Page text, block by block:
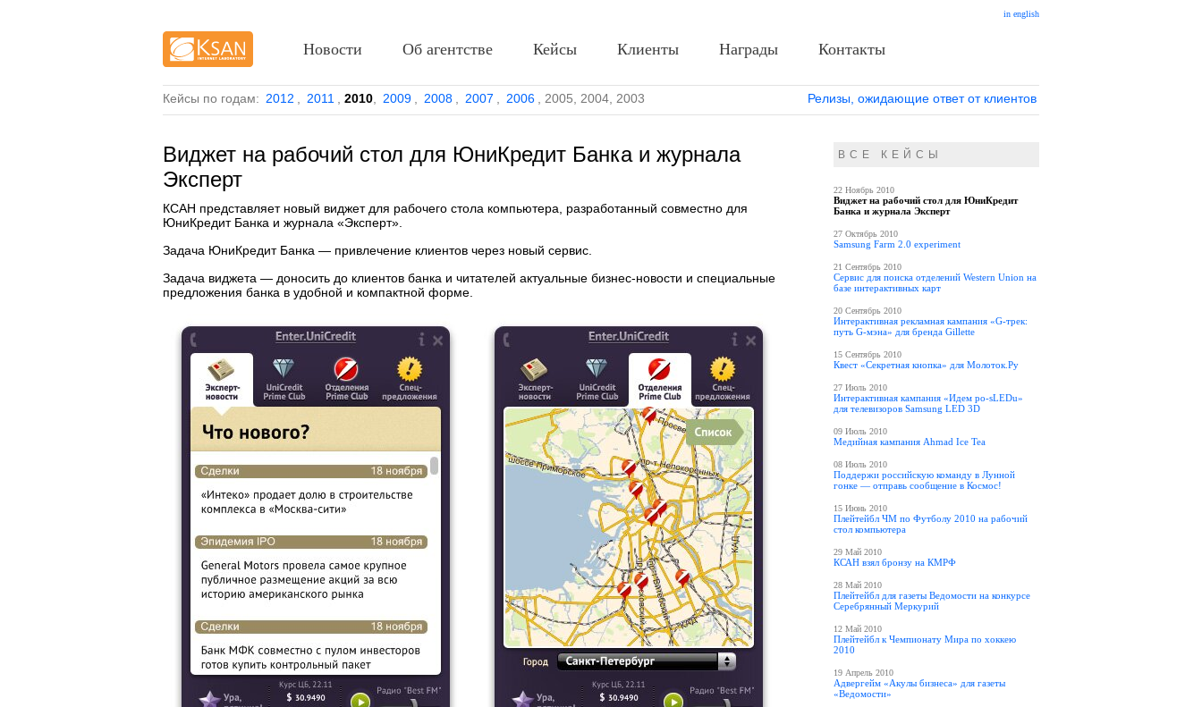
Кейсы по годам: 2012 2011 2010 2009 2008 2007 2006 2005 2004 2003 Релизы, ожидающие ответ от клиентов
Виджет на рабочий стол для ЮниКредит Банка и журнала
Эксперт
КСАН представляет новый виджет для рабочего стола компьютера, разработанный совместно для
ЮниКредит Банка и журнала «Эксперт».
Задача ЮниКредит Банка — привлечение клиентов через новый сервис.
Задача виджета — доносить до клиентов банка и читателей актуальные бизнес-новости и специальные
предложения банка в удобной и компактной форме.
ВСЕ КЕЙСЫ
22 Ноябрь 2010
Виджет на рабочий стол для ЮниКредит
Банка и журнала Эксперт
27 Октябрь 2010
Samsung Farm 2.0 experiment
21 Сентябрь 2010
Сервис для поиска отделений Western Union на
базе интерактивных карт
20 Сентябрь 2010
Интерактивная рекламная кампания «G-трек:
путь G-мэна» для бренда Gillette
15 Сентябрь 2010
Квест «Секретная кнопка» для Молоток.Ру
27 Июль 2010
Интерактивная кампания «Идем po-sLEDu»
для телевизоров Samsung LED 3D
09 Июль 2010
Медийная кампания Ahmad Ice Tea
08 Июль 2010
Поддержи российскую команду в Лунной
гонке — отправь сообщение в Космос!
15 Июнь 2010
Плейтейбл ЧМ по Футболу 2010 на рабочий
стол компьютера
29 Май 2010
КСАН взял бронзу на КМРФ
28 Май 2010
Плейтейбл для газеты Ведомости на конкурсе
Серебрянный Меркурий
12 Май 2010
Плейтейбл к Чемпионату Мира по хоккею
2010
19 Апрель 2010
Адвергейм «Акулы бизнеса» для газеты
«Ведомости»
in english
Новости Об агентстве Кейсы Клиенты Награды Контакты